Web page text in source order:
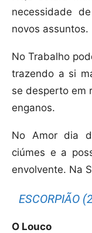
necessidade
novos assuntos.
No Trabalho
trazendo a si
se desperto em
enganos.
No Amor dia
ciúmes e a
envolvente. Na
ESCORPIÃO
O Louco